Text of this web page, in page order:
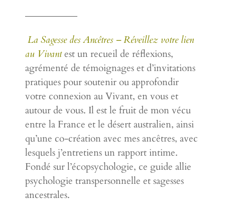
La Sagesse des Ancêtres – Réveillez votre lien
au Vivantest un recueil de réflexions,
agrémenté de témoignages et d’invitations
pratiques pour soutenir ou approfondir
votre connexion au Vivant, en vous et
autour de vous. Il est le fruit de mon vécu
entre la France et le désert australien, ainsi
qu’une co-création avec mes ancêtres, avec
lesquels j’entretiens un rapport intime.
Fondé sur l’écopsychologie, ce guide allie
psychologie transpersonnelle et sagesses
ancestrales.